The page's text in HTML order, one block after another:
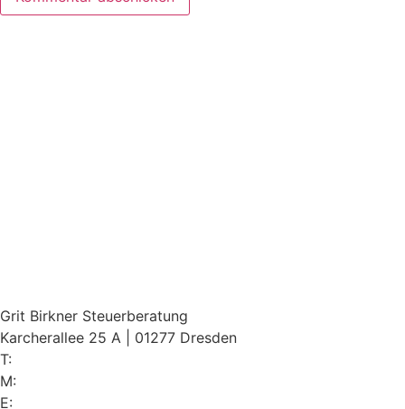
Grit Birkner Steuerberatung
Karcherallee 25 A | 01277 Dresden
T:
M:
E: